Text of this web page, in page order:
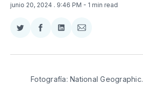
junio 20, 2024 . 9:46 PM - 1 min read
Compartir
Twitter
Compartir
Facebook
Compartir
LinkedIn
Compartir
Email
Fotografía: National Geographic.